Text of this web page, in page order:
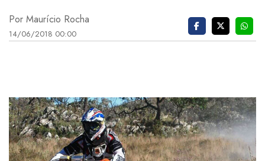
Por Maurício Rocha
14/06/2018 00:00